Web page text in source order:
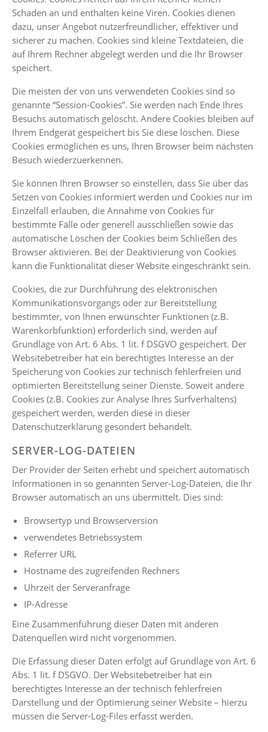
Schaden an und enthalten keine Viren. Cookies dienen
dazu, unser Angebot nutzerfreundlicher, effektiver und
sicherer zu machen. Cookies sind kleine Textdateien, die
auf Ihrem Rechner abgelegt werden und die Ihr Browser
speichert.
Die meisten der von uns verwendeten Cookies sind so
genannte “Session-Cookies”. Sie werden nach Ende Ihres
Besuchs automatisch gelöscht. Andere Cookies bleiben auf
Ihrem Endgerät gespeichert bis Sie diese löschen. Diese
Cookies ermöglichen es uns, Ihren Browser beim nächsten
Besuch wiederzuerkennen.
Sie können Ihren Browser so einstellen, dass Sie über das
Setzen von Cookies informiert werden und Cookies nur im
Einzelfall erlauben, die Annahme von Cookies für
bestimmte Fälle oder generell ausschließen sowie das
automatische Löschen der Cookies beim Schließen des
Browser aktivieren. Bei der Deaktivierung von Cookies
kann die Funktionalität dieser Website eingeschränkt sein.
Cookies, die zur Durchführung des elektronischen
Kommunikationsvorgangs oder zur Bereitstellung
bestimmter, von Ihnen erwünschter Funktionen (z.B.
Warenkorbfunktion) erforderlich sind, werden auf
Grundlage von Art. 6 Abs. 1 lit. f DSGVO gespeichert. Der
Websitebetreiber hat ein berechtigtes Interesse an der
Speicherung von Cookies zur technisch fehlerfreien und
optimierten Bereitstellung seiner Dienste. Soweit andere
Cookies (z.B. Cookies zur Analyse Ihres Surfverhaltens)
gespeichert werden, werden diese in dieser
Datenschutzerklärung gesondert behandelt.
SERVER-LOG-DATEIEN
Der Provider der Seiten erhebt und speichert automatisch
Informationen in so genannten Server-Log-Dateien, die Ihr
Browser automatisch an uns übermittelt. Dies sind:
Browsertyp und Browserversion
verwendetes Betriebssystem
Referrer URL
Hostname des zugreifenden Rechners
Uhrzeit der Serveranfrage
IP-Adresse
Eine Zusammenführung dieser Daten mit anderen
Datenquellen wird nicht vorgenommen.
Die Erfassung dieser Daten erfolgt auf Grundlage von Art. 6
Abs. 1 lit. f DSGVO. Der Websitebetreiber hat ein
berechtigtes Interesse an der technisch fehlerfreien
Darstellung und der Optimierung seiner Website – hierzu
müssen die Server-Log-Files erfasst werden.